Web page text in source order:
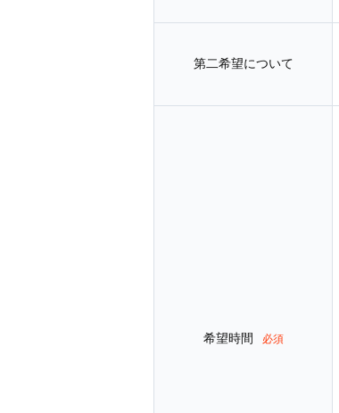
第二希望について
希望時間 必須